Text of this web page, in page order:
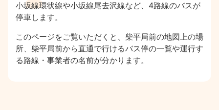
小坂線環状線や小坂線尾去沢線など、4路線のバスが
停車します。
このページをご覧いただくと、柴平局前の地図上の場
所、柴平局前から直通で行けるバス停の一覧や運行す
る路線・事業者の名前が分かります。